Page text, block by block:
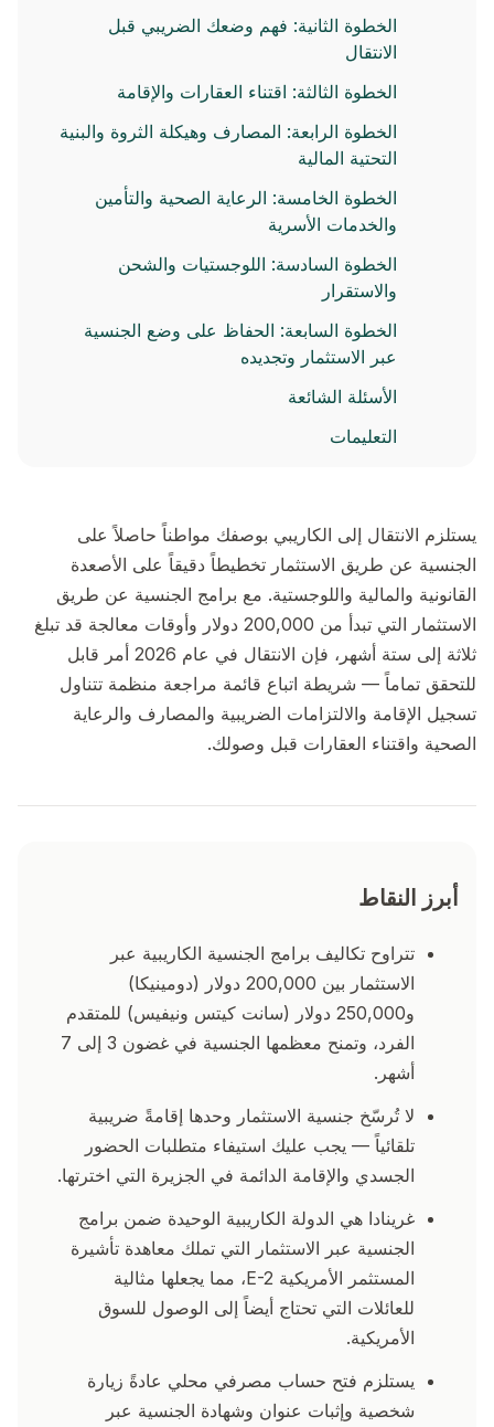
الخطوة الثانية: فهم وضعك الضريبي قبل
الانتقال
الخطوة الثالثة: اقتناء العقارات والإقامة
الخطوة الرابعة: المصارف وهيكلة الثروة والبنية
التحتية المالية
الخطوة الخامسة: الرعاية الصحية والتأمين
والخدمات الأسرية
الخطوة السادسة: اللوجستيات والشحن
والاستقرار
الخطوة السابعة: الحفاظ على وضع الجنسية
عبر الاستثمار وتجديده
الأسئلة الشائعة
التعليمات
يستلزم الانتقال إلى الكاريبي بوصفك مواطناً حاصلاً على
الجنسية عن طريق الاستثمار تخطيطاً دقيقاً على الأصعدة
القانونية والمالية واللوجستية. مع برامج الجنسية عن طريق
الاستثمار التي تبدأ من 200,000 دولار وأوقات معالجة قد تبلغ
ثلاثة إلى ستة أشهر، فإن الانتقال في عام 2026 أمر قابل
للتحقق تماماً — شريطة اتباع قائمة مراجعة منظمة تتناول
تسجيل الإقامة والالتزامات الضريبية والمصارف والرعاية
الصحية واقتناء العقارات قبل وصولك.
أبرز النقاط
تتراوح تكاليف برامج الجنسية الكاريبية عبر
الاستثمار بين 200,000 دولار (دومينيكا)
و250,000 دولار (سانت كيتس ونيفيس) للمتقدم
الفرد، وتمنح معظمها الجنسية في غضون 3 إلى 7
أشهر.
لا تُرسّخ جنسية الاستثمار وحدها إقامةً ضريبية
تلقائياً — يجب عليك استيفاء متطلبات الحضور
الجسدي والإقامة الدائمة في الجزيرة التي اخترتها.
غرينادا هي الدولة الكاريبية الوحيدة ضمن برامج
الجنسية عبر الاستثمار التي تملك معاهدة تأشيرة
المستثمر الأمريكية E-2، مما يجعلها مثالية
للعائلات التي تحتاج أيضاً إلى الوصول للسوق
الأمريكية.
يستلزم فتح حساب مصرفي محلي عادةً زيارة
شخصية وإثبات عنوان وشهادة الجنسية عبر